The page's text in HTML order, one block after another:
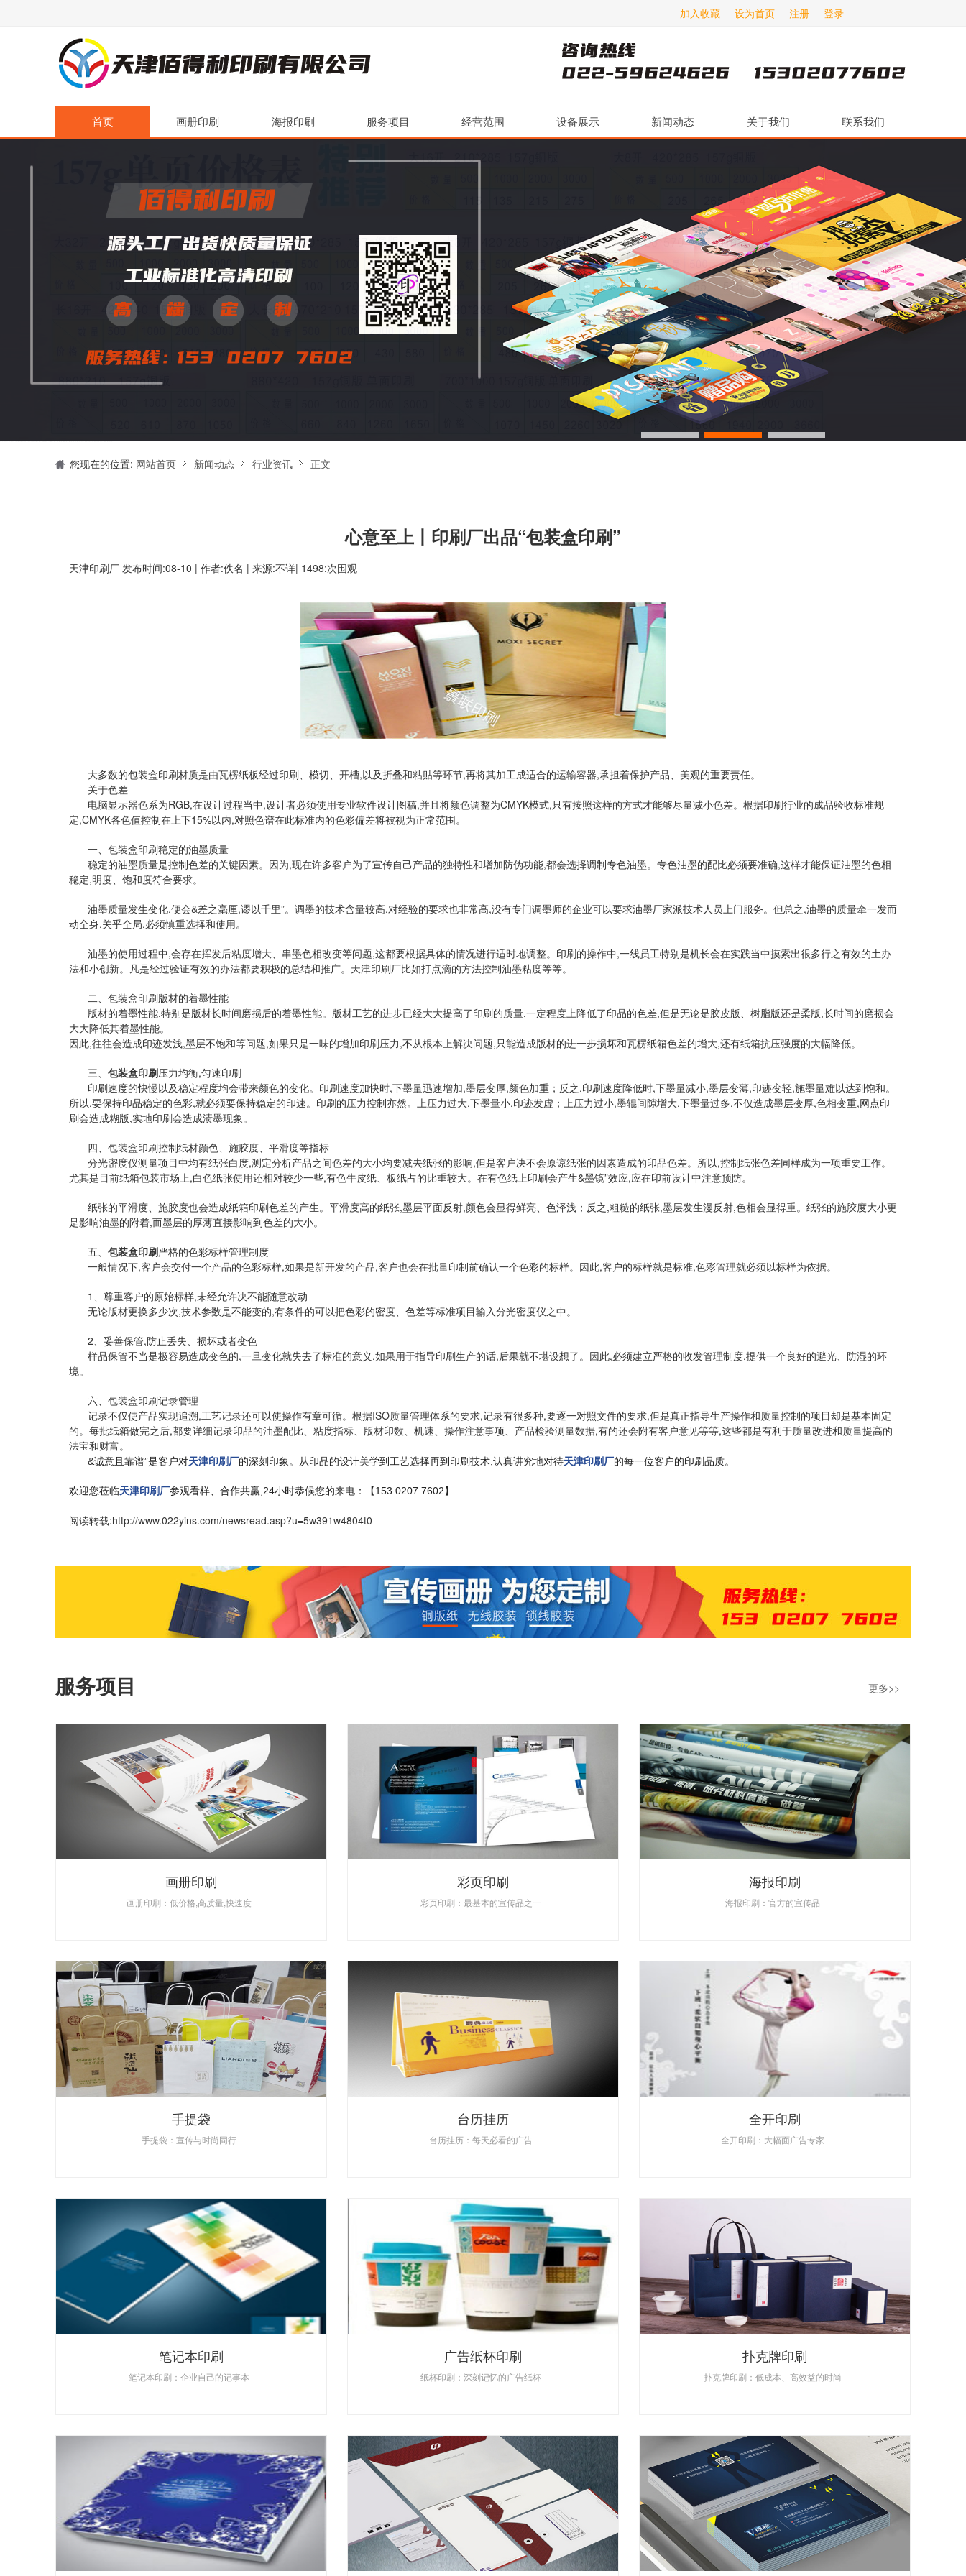
登录
注册
设为首页
加入收藏
首页 画册印刷 海报印刷 服务项目 经营范围 设备展示 新闻动态 关于我们 联系我们
您现在的位置: 网站首页 新闻动态 行业资讯 正文
心意至上丨印刷厂出品“包装盒印刷”
天津印刷厂 发布时间:08-10 | 作者:佚名 | 来源:不详| 1498:次围观
大多数的包装盒印刷材质是由瓦楞纸板经过印刷、模切、开槽,以及折叠和粘贴等环节,再将其加工成适合的运输容器,承担着保护产品、美观的重要责任。
关于色差
电脑显示器色系为RGB,在设计过程当中,设计者必须使用专业软件设计图稿,并且将颜色调整为CMYK模式,只有按照这样的方式才能够尽量减小色差。根据印刷行业的成品验收标准规
定,CMYK各色值控制在上下15%以内,对照色谱在此标准内的色彩偏差将被视为正常范围。
一、包装盒印刷稳定的油墨质量
稳定的油墨质量是控制色差的关键因素。因为,现在许多客户为了宣传自己产品的独特性和增加防伪功能,都会选择调制专色油墨。专色油墨的配比必须要准确,这样才能保证油墨的色相
稳定,明度、饱和度符合要求。
油墨质量发生变化,便会&差之毫厘,谬以千里”。调墨的技术含量较高,对经验的要求也非常高,没有专门调墨师的企业可以要求油墨厂家派技术人员上门服务。但总之,油墨的质量牵一发而
动全身,关乎全局,必须慎重选择和使用。
油墨的使用过程中,会存在挥发后粘度增大、串墨色相改变等问题,这都要根据具体的情况进行适时地调整。印刷的操作中,一线员工特别是机长会在实践当中摸索出很多行之有效的土办
法和小创新。凡是经过验证有效的办法都要积极的总结和推广。天津印刷厂比如打点滴的方法控制油墨粘度等等。
二、包装盒印刷版材的着墨性能
版材的着墨性能,特别是版材长时间磨损后的着墨性能。版材工艺的进步已经大大提高了印刷的质量,一定程度上降低了印品的色差,但是无论是胶皮版、树脂版还是柔版,长时间的磨损会
大大降低其着墨性能。
因此,往往会造成印迹发浅,墨层不饱和等问题,如果只是一味的增加印刷压力,不从根本上解决问题,只能造成版材的进一步损坏和瓦楞纸箱色差的增大,还有纸箱抗压强度的大幅降低。
三、 包装盒印刷压力均衡,匀速印刷
印刷速度的快慢以及稳定程度均会带来颜色的变化。印刷速度加快时,下墨量迅速增加,墨层变厚,颜色加重；反之,印刷速度降低时,下墨量减小,墨层变薄,印迹变轻,施墨量难以达到饱和。
所以,要保持印品稳定的色彩,就必须要保持稳定的印速。印刷的压力控制亦然。上压力过大,下墨量小,印迹发虚；上压力过小,墨辊间隙增大,下墨量过多,不仅造成墨层变厚,色相变重,网点印
刷会造成糊版,实地印刷会造成渍墨现象。
四、包装盒印刷控制纸材颜色、施胶度、平滑度等指标
分光密度仪测量项目中均有纸张白度,测定分析产品之间色差的大小均要减去纸张的影响,但是客户决不会原谅纸张的因素造成的印品色差。所以,控制纸张色差同样成为一项重要工作。
尤其是目前纸箱包装市场上,白色纸张使用还相对较少一些,有色牛皮纸、板纸占的比重较大。在有色纸上印刷会产生&墨镜”效应,应在印前设计中注意预防。
纸张的平滑度、施胶度也会造成纸箱印刷色差的产生。平滑度高的纸张,墨层平面反射,颜色会显得鲜亮、色泽浅；反之,粗糙的纸张,墨层发生漫反射,色相会显得重。纸张的施胶度大小更
是影响油墨的附着,而墨层的厚薄直接影响到色差的大小。
五、 包装盒印刷严格的色彩标样管理制度
一般情况下,客户会交付一个产品的色彩标样,如果是新开发的产品,客户也会在批量印制前确认一个色彩的标样。因此,客户的标样就是标准,色彩管理就必须以标样为依据。
1、尊重客户的原始标样,未经允许决不能随意改动
无论版材更换多少次,技术参数是不能变的,有条件的可以把色彩的密度、色差等标准项目输入分光密度仪之中。
2、妥善保管,防止丢失、损坏或者变色
样品保管不当是极容易造成变色的,一旦变化就失去了标准的意义,如果用于指导印刷生产的话,后果就不堪设想了。因此,必须建立严格的收发管理制度,提供一个良好的避光、防湿的环
境。
六、包装盒印刷记录管理
记录不仅使产品实现追溯,工艺记录还可以使操作有章可循。根据ISO质量管理体系的要求,记录有很多种,要逐一对照文件的要求,但是真正指导生产操作和质量控制的项目却是基本固定
的。每批纸箱做完之后,都要详细记录印品的油墨配比、粘度指标、版材印数、机速、操作注意事项、产品检验测量数据,有的还会附有客户意见等等,这些都是有利于质量改进和质量提高的
法宝和财富。
&诚意且靠谱”是客户对天津印刷厂的深刻印象。从印品的设计美学到工艺选择再到印刷技术,认真讲究地对待天津印刷厂的每一位客户的印刷品质。
欢迎您莅临天津印刷厂参观看样、合作共赢, 24小时恭候您的来电： 【153 0207 7602】
阅读转载:http://www.022yins.com/newsread.asp?u=5w391w4804t0
服务项目 更多>>
画册印刷
画册印刷：低价格,高质量,快速度
彩页印刷
彩页印刷：最基本的宣传品之一
海报印刷
海报印刷：官方的宣传品
手提袋
手提袋：宣传与时尚同行
台历挂历
台历挂历：每天必看的广告
全开印刷
全开印刷：大幅面广告专家
笔记本印刷
笔记本印刷：企业自己的记事本
广告纸杯印刷
纸杯印刷：深刻记忆的广告纸杯
扑克牌印刷
扑克牌印刷：低成本、高效益的时尚